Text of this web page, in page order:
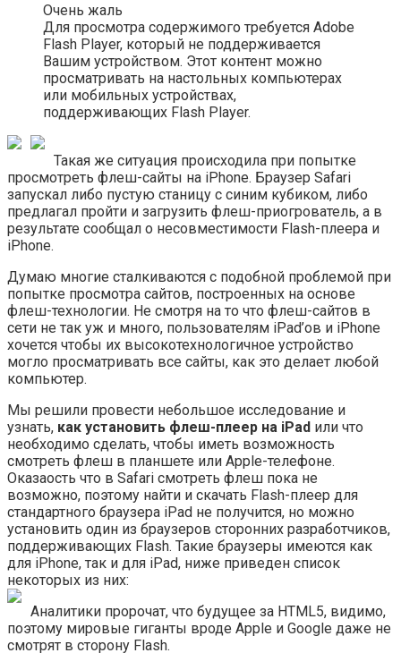
Очень жаль
Для просмотра содержимого требуется Adobe
Flash Player, который не поддерживается
Вашим устройством. Этот контент можно
просматривать на настольных компьютерах
или мобильных устройствах,
поддерживающих Flash Player.
Такая же ситуация происходила при попытке
просмотреть флеш-сайты на iPhone. Браузер Safari
запускал либо пустую станицу с синим кубиком, либо
предлагал пройти и загрузить флеш-приогрователь, а в
результате сообщал о несовместимости Flash-плеера и
iPhone.
Думаю многие сталкиваются с подобной проблемой при
попытке просмотра сайтов, построенных на основе
флеш-технологии. Не смотря на то что флеш-сайтов в
сети не так уж и много, пользователям iPad’ов и iPhone
хочется чтобы их высокотехнологичное устройство
могло просматривать все сайты, как это делает любой
компьютер.
Мы решили провести небольшое исследование и
узнать, как установить флеш-плеер на iPad или что
необходимо сделать, чтобы иметь возможность
смотреть флеш в планшете или Apple-телефоне.
Оказаость что в Safari смотреть флеш пока не
возможно, поэтому найти и скачать Flash-плеер для
стандартного браузера iPad не получится, но можно
установить один из браузеров сторонних разработчиков,
поддерживающих Flash. Такие браузеры имеются как
для iPhone, так и для iPad, ниже приведен список
некоторых из них:
Аналитики пророчат, что будущее за HTML5, видимо,
поэтому мировые гиганты вроде Apple и Google даже не
смотрят в сторону Flash.